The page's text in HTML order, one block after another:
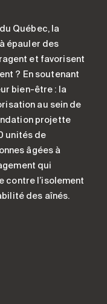
Québec, la
épauler des
et favorisent
? En soutenant
bien-être : la
au sein de
projette
unités de
âgées à
qui
contre l’isolement
des aînés.